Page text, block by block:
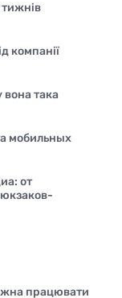
компанії
вона така
мобильных
от
працювати